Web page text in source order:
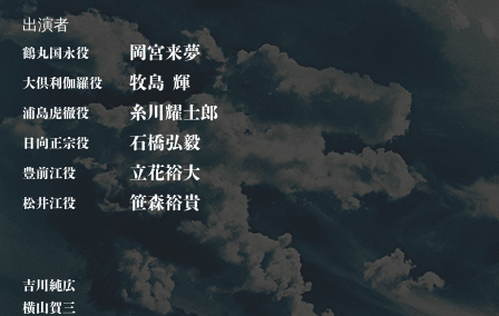
出演者
鶴丸国永役 岡宮来夢
大倶利伽羅役 牧島 輝
浦島虎徹役 糸川耀士郎
日向正宗役 石橋弘毅
豊前江役 立花裕大
松井江役 笹森裕貴
吉川純広
横山賀三